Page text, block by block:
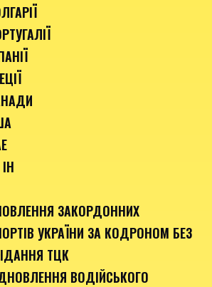
ЗАКОРДОННИХ
УКРАЇНИ ЗА КОДРОНОМ БЕЗ
ТЦК
ВОДІЙСЬКОГО